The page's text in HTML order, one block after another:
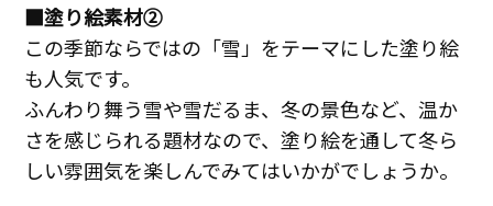
■塗り絵素材②
この季節ならではの「雪」をテーマにした塗り絵
も人気です。
ふんわり舞う雪や雪だるま、冬の景色など、温か
さを感じられる題材なので、塗り絵を通して冬ら
しい雰囲気を楽しんでみてはいかがでしょうか。